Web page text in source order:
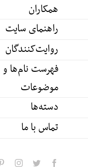
همکاران
راهنمای سایت
روایت‌کنندگان
فهرست نام‌ها و
موضوعات
دسته‌ها
تماس با ما
facebook
twitter